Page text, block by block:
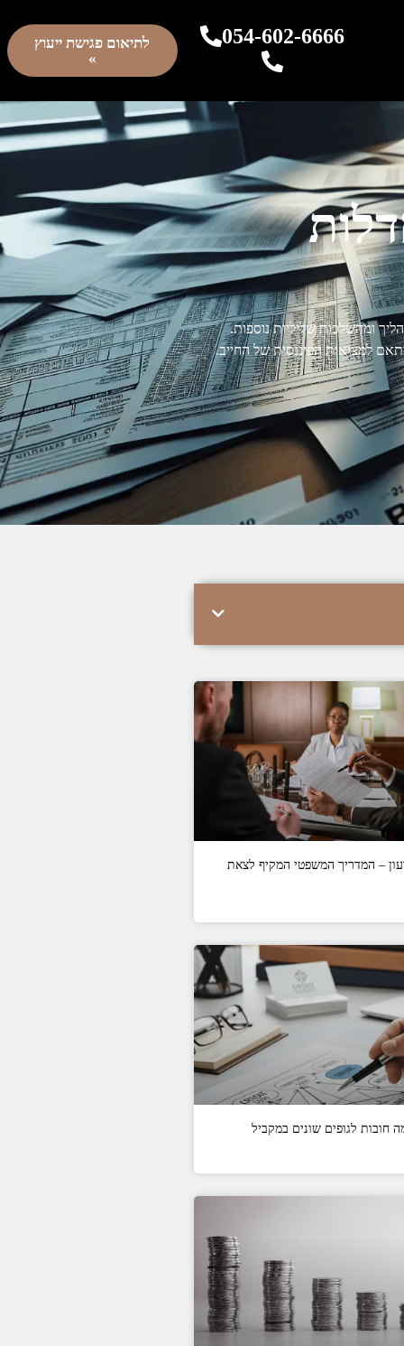
054-602-6666
לתיאום פגישת ייעוץ
»
ומהשלכות שליליות נוספות.
למציאות הפיננסית של החייב.
– המדריך המשפטי המקיף לצאת
חובות לגופים שונים במקביל